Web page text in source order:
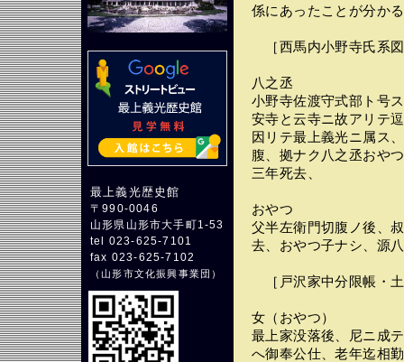
最上義光歴史館
〒990-0046
山形県山形市大手町1-53
tel 023-625-7101
fax 023-625-7102
（山形市文化振興事業団 ）
係にあったことが分か
［西馬内小野寺氏系
八之丞
小野寺佐渡守式部ト号
安寺と云寺ニ故アリテ
因リテ最上義光ニ属ス
腹、拠ナク八之丞おや
三年死去、
おやつ
父半左衛門切腹ノ後、
去、おやつ子ナシ、源
［戸沢家中分限帳・
女（おやつ）
最上家没落後、尼ニ成
へ御奉公仕、老年迄相